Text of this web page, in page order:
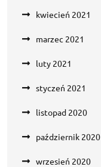
kwiecień 2021
marzec 2021
luty 2021
styczeń 2021
listopad 2020
październik 2020
wrzesień 2020